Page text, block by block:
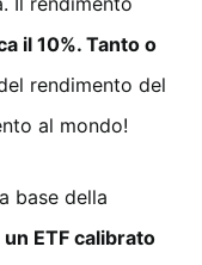
il 10%. Tanto o
rendimento del
al mondo!
base della
ETF calibrato